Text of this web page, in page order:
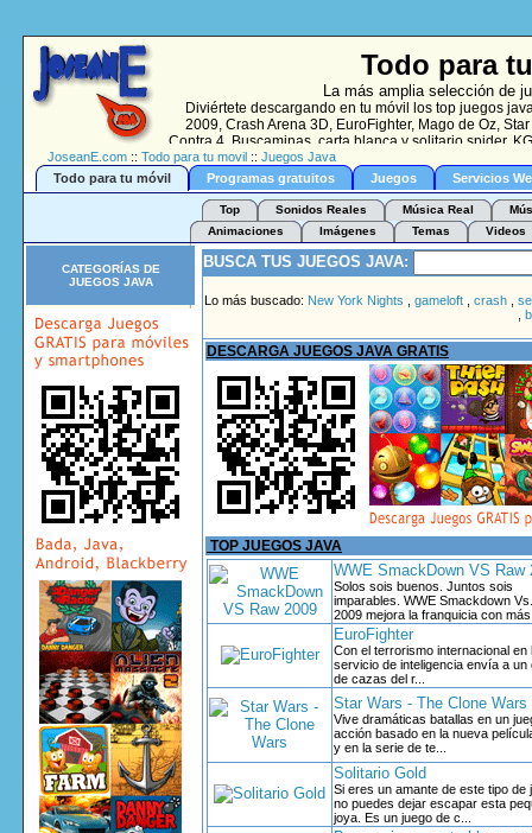
Todo para
La más amplia selección de
Diviértete descargando en tu móvil los top juegos
2009, Crash Arena 3D, EuroFighter, Mago de Oz,
Contra 4, Buscaminas, carta blanca y solitario spider,
JoseanE.com :: Todo para tu movil :: Juegos Java
Todo para tu móvil
Programas gratuitos Juegos Servicios
Top Sonidos Reales Música Real
Animaciones
Imágenes Temas Videos
CATEGORÍAS DE
JUEGOS JAVA
BUSCA TUS JUEGOS JAVA:
Lo más buscado: New York Nights gameloft crash
DESCARGA JUEGOS JAVA GRATIS
TOP JUEGOS JAVA
WWE SmackDown VS Raw
Solos sois buenos. Juntos sois
imparables. WWE Smackdown
2009 mejora la franquicia con
EuroFighter
Con el terrorismo internacional en
servicio de inteligencia envía a un
de cazas del r...
Star Wars - The Clone Wars
Vive dramáticas batallas en un
acción basado en la nueva
y en la serie de te...
Solitario Gold
Si eres un amante de este tipo de
no puedes dejar escapar esta
joya. Es un juego de c...